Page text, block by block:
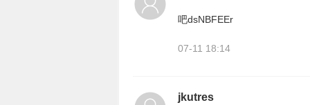
吧dsNBFEEr
07-11 18:14
jkutres